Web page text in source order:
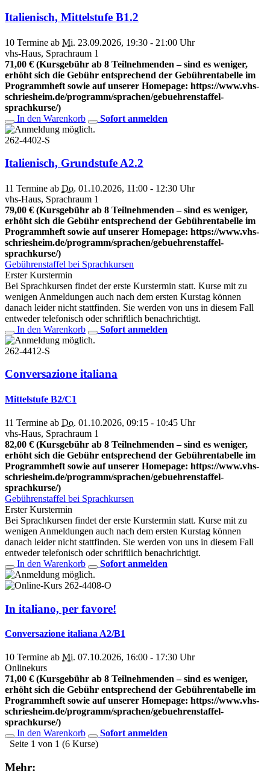
Italienisch, Mittelstufe B1.2
10 Termine ab Mi. 23.09.2026, 19:30 - 21:00 Uhr
vhs-Haus, Sprachraum 1
71,00 € (Kursgebühr ab 8 Teilnehmenden – sind es weniger,
erhöht sich die Gebühr entsprechend der Gebührentabelle im
Programmheft sowie auf unserer Homepage: https://www.vhs-
schriesheim.de/programm/sprachen/gebuehrenstaffel-
sprachkurse/)
In den Warenkorb
Sofort anmelden
262-4402-S
Italienisch, Grundstufe A2.2
11 Termine ab Do. 01.10.2026, 11:00 - 12:30 Uhr
vhs-Haus, Sprachraum 1
79,00 € (Kursgebühr ab 8 Teilnehmenden – sind es weniger,
erhöht sich die Gebühr entsprechend der Gebührentabelle im
Programmheft sowie auf unserer Homepage: https://www.vhs-
schriesheim.de/programm/sprachen/gebuehrenstaffel-
sprachkurse/)
Gebührenstaffel bei Sprachkursen
Erster Kurstermin
Bei Sprachkursen findet der erste Kurstermin statt. Kurse mit zu
wenigen Anmeldungen auch nach dem ersten Kurstag können
danach leider nicht stattfinden. Sie werden von uns in diesem Fall
entweder telefonisch oder schriftlich benachrichtigt.
In den Warenkorb
Sofort anmelden
262-4412-S
Conversazione italiana
Mittelstufe B2/C1
11 Termine ab Do. 01.10.2026, 09:15 - 10:45 Uhr
vhs-Haus, Sprachraum 1
82,00 € (Kursgebühr ab 8 Teilnehmenden – sind es weniger,
erhöht sich die Gebühr entsprechend der Gebührentabelle im
Programmheft sowie auf unserer Homepage: https://www.vhs-
schriesheim.de/programm/sprachen/gebuehrenstaffel-
sprachkurse/)
Gebührenstaffel bei Sprachkursen
Erster Kurstermin
Bei Sprachkursen findet der erste Kurstermin statt. Kurse mit zu
wenigen Anmeldungen auch nach dem ersten Kurstag können
danach leider nicht stattfinden. Sie werden von uns in diesem Fall
entweder telefonisch oder schriftlich benachrichtigt.
In den Warenkorb
Sofort anmelden
262-4408-O
In italiano, per favore!
Conversazione italiana A2/B1
10 Termine ab Mi. 07.10.2026, 16:00 - 17:30 Uhr
Onlinekurs
71,00 € (Kursgebühr ab 8 Teilnehmenden – sind es weniger,
erhöht sich die Gebühr entsprechend der Gebührentabelle im
Programmheft sowie auf unserer Homepage: https://www.vhs-
schriesheim.de/programm/sprachen/gebuehrenstaffel-
sprachkurse/)
In den Warenkorb
Sofort anmelden
Seite 1 von 1 (6 Kurse)
Mehr: